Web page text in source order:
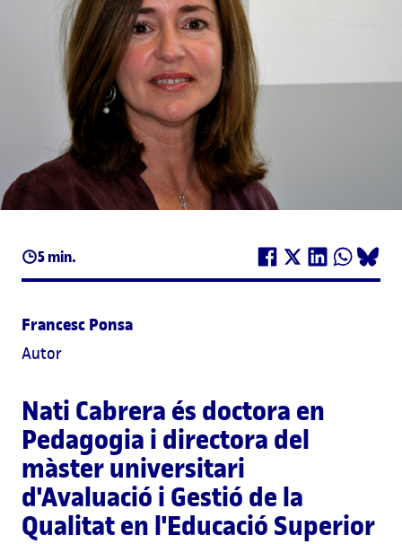
5 min.
Francesc Ponsa
Autor
Nati Cabrera és doctora en
Pedagogia i directora del
màster universitari
d'Avaluació i Gestió de la
Qualitat en l'Educació Superior